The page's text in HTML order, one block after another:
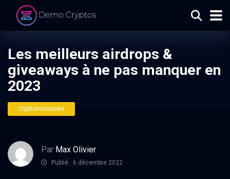
Les meilleurs airdrops &
giveaways à ne pas manquer en
2023
Cryptomonnaies
Par Max Olivier
Publié : 6 décembre 2022